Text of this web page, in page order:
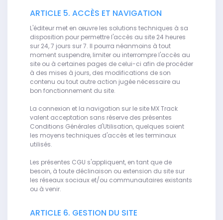
ARTICLE 5. ACCÈS ET NAVIGATION
L'éditeur met en œuvre les solutions techniques à sa
disposition pour permettre l'accès au site 24 heures
sur 24, 7 jours sur 7. Il pourra néanmoins à tout
moment suspendre, limiter ou interrompre l'accès au
site ou à certaines pages de celui-ci afin de procéder
à des mises à jours, des modifications de son
contenu ou tout autre action jugée nécessaire au
bon fonctionnement du site.
La connexion et la navigation sur le site MX Track
valent acceptation sans réserve des présentes
Conditions Générales d'Utilisation, quelques soient
les moyens techniques d'accès et les terminaux
utilisés.
Les présentes CGU s'appliquent, en tant que de
besoin, à toute déclinaison ou extension du site sur
les réseaux sociaux et/ou communautaires existants
ou à venir.
ARTICLE 6. GESTION DU SITE